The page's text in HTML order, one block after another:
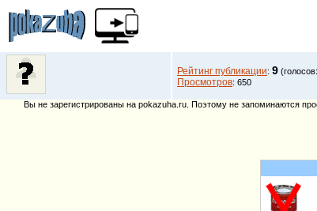
Рейтинг публикации: 9
Просмотров: 650
Вы не зарегистрированы на pokazuha.ru. Поэтому не запоминаются